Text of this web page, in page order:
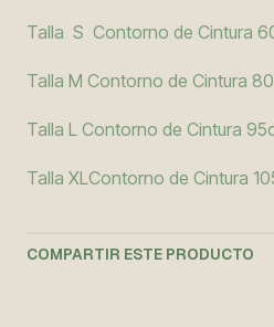
Talla S Contorno de Cintura
Talla M Contorno de Cintura
Talla L Contorno de Cintura
Talla XLContorno de Cintura
COMPARTIR ESTE PRODUCTO